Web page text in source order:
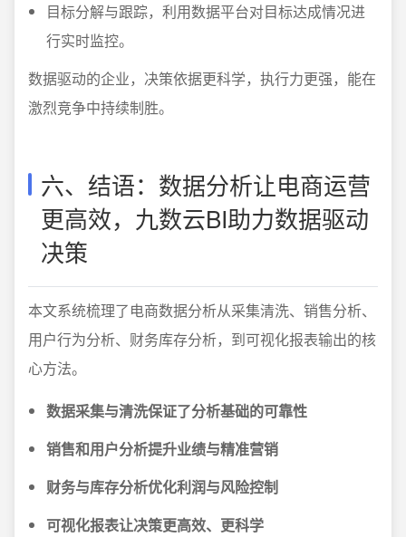
目标分解与跟踪，利用数据平台对目标达成情况进
行实时监控。
数据驱动的企业，决策依据更科学，执行力更强，能在
激烈竞争中持续制胜。
六、结语：数据分析让电商运营
更高效，九数云BI助力数据驱动
决策
本文系统梳理了电商数据分析从采集清洗、销售分析、
用户行为分析、财务库存分析，到可视化报表输出的核
心方法。
数据采集与清洗保证了分析基础的可靠性
销售和用户分析提升业绩与精准营销
财务与库存分析优化利润与风险控制
可视化报表让决策更高效、更科学